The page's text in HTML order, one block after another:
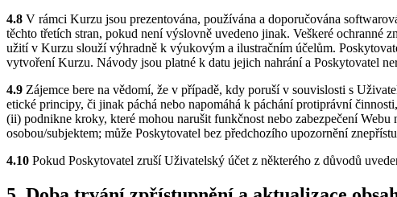
4.8 V rámci Kurzu jsou prezentována, používána a doporučována
těchto třetích stran, pokud není výslovně uvedeno jinak. Veškeré
užití v Kurzu slouží výhradně k výukovým a ilustračním účelům.
vytvoření Kurzu. Návody jsou platné k datu jejich nahrání a Poskytovatel
4.9 Zájemce bere na vědomí, že v případě, kdy poruší v souvislosti s
etické principy, či jinak páchá nebo napomáhá k páchání protiprávní
(ii) podnikne kroky, které mohou narušit funkčnost nebo zabezpečení
osobou/subjektem; může Poskytovatel bez předchozího upozornění
4.10 Pokud Poskytovatel zruší Uživatelský účet z některého z důvodů